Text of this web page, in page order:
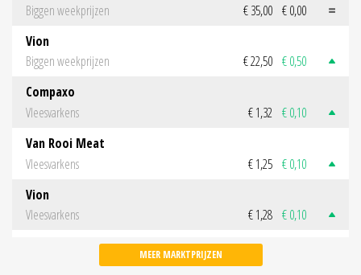
Biggen weekprijzen
€ 35,00 € 0,00
Vion
Biggen weekprijzen
€ 22,50 € 0,50
Compaxo
Vleesvarkens
€ 1,32 € 0,10
Van Rooi Meat
Vleesvarkens
€ 1,25 € 0,10
Vion
Vleesvarkens
€ 1,28 € 0,10
MEER MARKTPRIJZEN